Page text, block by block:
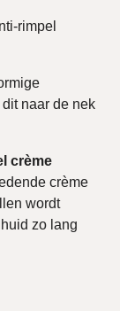
rimpel
naar de nek
crème
crème
wordt
zo lang